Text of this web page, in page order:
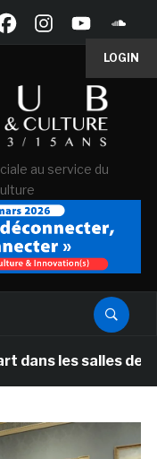
LOGIN
au service du
salles de classe